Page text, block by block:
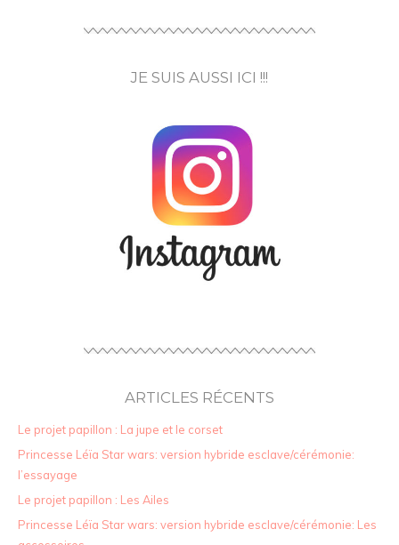
JE SUIS AUSSI ICI !!!
ARTICLES RÉCENTS
Le projet papillon : La jupe et le corset
Princesse Léïa Star wars: version hybride esclave/cérémonie:
l’essayage
Le projet papillon : Les Ailes
Princesse Léïa Star wars: version hybride esclave/cérémonie: Les